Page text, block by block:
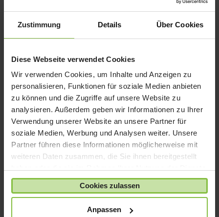
Zustimmung Details Über Cookies
Diese Webseite verwendet Cookies
Wir verwenden Cookies, um Inhalte und Anzeigen zu
personalisieren, Funktionen für soziale Medien anbieten
zu können und die Zugriffe auf unsere Website zu
analysieren. Außerdem geben wir Informationen zu Ihrer
Verwendung unserer Website an unsere Partner für
soziale Medien, Werbung und Analysen weiter. Unsere
Partner führen diese Informationen möglicherweise mit
weiteren Daten zusammen, die Sie ihnen bereitgestellt
gesammelt haben.
Cookies zulassen
Anpassen
iPad mini
iPad Pro
iPhone 6
iPhone SE
iPhone X
iPod nano
iPod shuffle
iPod touch
Kabel & Adapter
Kopfhörer
Lightning